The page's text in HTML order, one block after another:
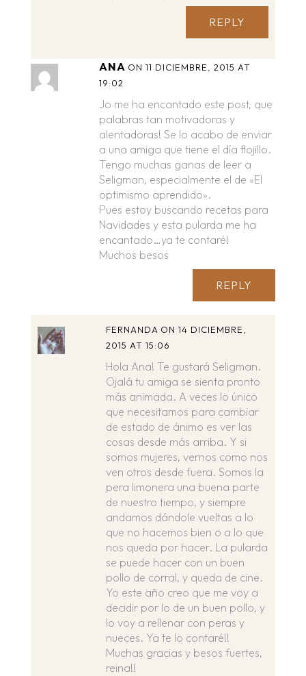
REPLY
ANA ON 11 DICIEMBRE, 2015 AT
19:02
Jo me ha encantado este post, que
palabras tan motivadoras y
alentadoras! Se lo acabo de enviar
a una amiga que tiene el día flojillo.
Tengo muchas ganas de leer a
Seligman, especialmente el de «El
optimismo aprendido».
Pues estoy buscando recetas para
Navidades y esta pularda me ha
encantado…ya te contaré!
Muchos besos
REPLY
FERNANDA ON 14 DICIEMBRE,
2015 AT 15:06
Hola Ana! Te gustará Seligman.
Ojalá tu amiga se sienta pronto
más animada. A veces lo único
que necesitamos para cambiar
de estado de ánimo es ver las
cosas desde más arriba. Y si
somos mujeres, vernos como nos
ven otros desde fuera. Somos la
pera limonera una buena parte
de nuestro tiempo, y siempre
andamos dándole vueltas a lo
que no hacemos bien o a lo que
nos queda por hacer. La pularda
se puede hacer con un buen
pollo de corral, y queda de cine.
Yo este año creo que me voy a
decidir por lo de un buen pollo, y
lo voy a rellenar con peras y
nueces. Ya te lo contaré!!
Muchas gracias y besos fuertes,
reina!!